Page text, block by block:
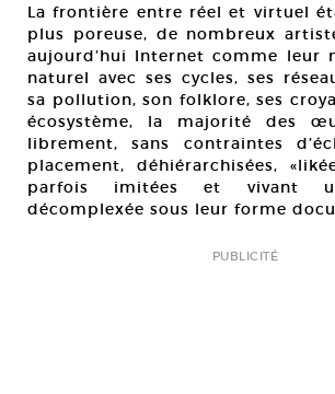
La frontière entre réel et virtuel
plus poreuse, de nombreux
aujourd’hui Internet comme leur
naturel avec ses cycles, ses
sa pollution, son folklore, ses
écosystème, la majorité des
librement, sans contraintes
placement, déhiérarchisées,
parfois imitées et vivant
décomplexée sous leur forme
PUBLICITÉ